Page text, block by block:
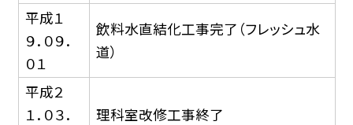
平成１
９．０９．
０１
飲料水直結化工事完了（フレッシュ水
道）
平成２
１．０３．
理科室改修工事終了